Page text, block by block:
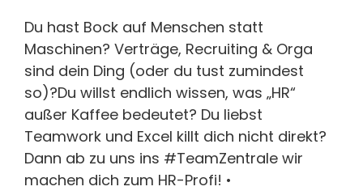
Du hast Bock auf Menschen statt
Maschinen? Verträge, Recruiting & Orga
sind dein Ding (oder du tust zumindest
so)?Du willst endlich wissen, was „HR“
außer Kaffee bedeutet? Du liebst
Teamwork und Excel killt dich nicht direkt?
Dann ab zu uns ins #TeamZentrale wir
machen dich zum HR-Profi! •